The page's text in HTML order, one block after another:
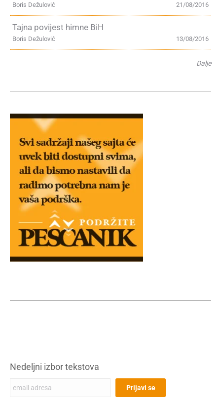
21/08/2016
Boris Dežulović
Tajna povijest himne BiH
13/08/2016
Boris Dežulović
Dalje
Nedeljni izbor tekstova